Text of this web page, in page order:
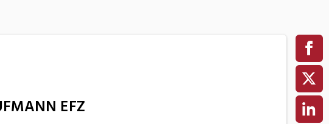
EFZ